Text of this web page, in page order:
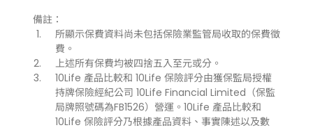
備註：
所顯示保費資料尚未包括保險業監管局收取的保費徵
費。
上述所有保費均被四捨五入至元或分。
10Life 產品比較和 10Life 保險評分由獲保監局授權
持牌保險經紀公司 10Life Financial Limited（保監
局牌照號碼為FB1526）營運。10Life 產品比較和
10Life 保險評分乃根據產品資料、事實陳述以及數